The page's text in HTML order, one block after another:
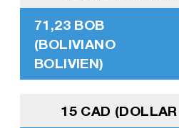
71,23 BOB
(BOLIVIANO
BOLIVIEN)
15 CAD